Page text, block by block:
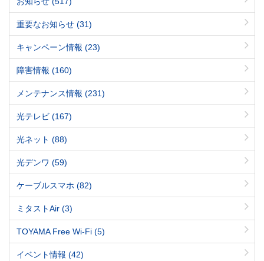
重要なお知らせ (31)
キャンペーン情報 (23)
障害情報 (160)
メンテナンス情報 (231)
光テレビ (167)
光ネット (88)
光デンワ (59)
ケーブルスマホ (82)
ミタストAir (3)
TOYAMA Free Wi-Fi (5)
イベント情報 (42)